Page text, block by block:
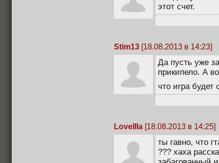
этот счет.
Stim13 [18.08.2013 в 14:23]
Да пусть уже
прикипело. А
что игра будет
LoveIIIa [18.08.2013 в 14:25]
ты гавно, что
??? хаха